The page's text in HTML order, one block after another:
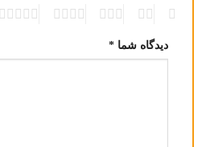
دیدگاه شما *